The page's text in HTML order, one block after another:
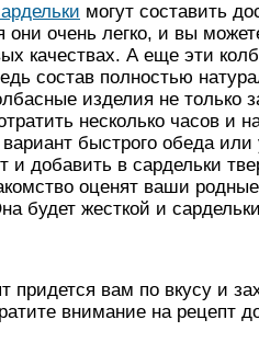
могут составить
они очень легко, и вы
качествах. А еще эти
состав полностью
изделия не только
несколько часов и
быстрого обеда
и добавить в сардельки
оценят ваши
будет жесткой и
придется вам по вкусу и
внимание на рецепт